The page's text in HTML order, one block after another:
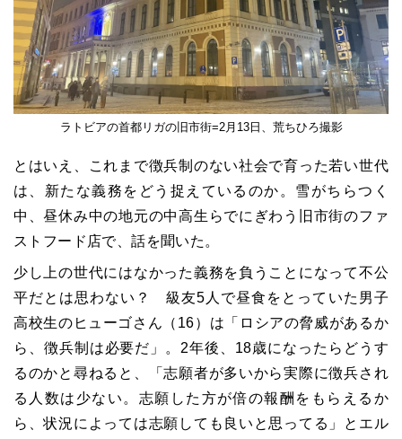
ラトビアの首都リガの旧市街=2月13日、荒ちひろ撮影
とはいえ、これまで徴兵制のない社会で育った若い世代
は、新たな義務をどう捉えているのか。雪がちらつく
中、昼休み中の地元の中高生らでにぎわう旧市街のファ
ストフード店で、話を聞いた。
少し上の世代にはなかった義務を負うことになって不公
平だとは思わない？ 級友5人で昼食をとっていた男子
高校生のヒューゴさん（16）は「ロシアの脅威があるか
ら、徴兵制は必要だ」。2年後、18歳になったらどうす
るのかと尋ねると、「志願者が多いから実際に徴兵され
る人数は少ない。志願した方が倍の報酬をもらえるか
ら、状況によっては志願しても良いと思ってる」とエル